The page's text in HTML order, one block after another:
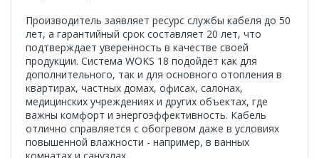
Производитель заявляет ресурс службы кабеля до 50
лет, а гарантийный срок составляет 20 лет, что
подтверждает уверенность в качестве своей
продукции. Система WOKS 18 подойдёт как для
дополнительного, так и для основного отопления в
квартирах, частных домах, офисах, салонах,
медицинских учреждениях и других объектах, где
важны комфорт и энергоэффективность. Кабель
отлично справляется с обогревом даже в условиях
повышенной влажности - например, в ванных